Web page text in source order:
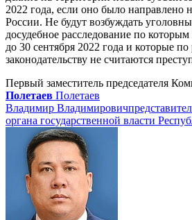
2022 года, если оно было направлено
России. Не будут возбуждать
досудебное расследование по
до 30 сентября 2022 года и которые
законодательству не считаются
Первый заместитель председателя
Полетаев Полетаев
Владимир Владимирович
органа государственной власти